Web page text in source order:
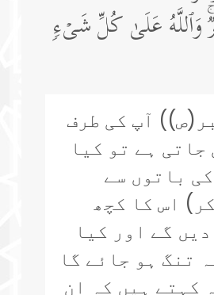
وَٱللَّهُ عَلَىٰ كُلِّ شَیۡءࣲ
آپ کی طرف
جاتی ہے تو کیا
باتوں سے
اس کا کچھ
گے اور کیا
تنگ ہو جائے گا
کہتے ہیں کہ ان